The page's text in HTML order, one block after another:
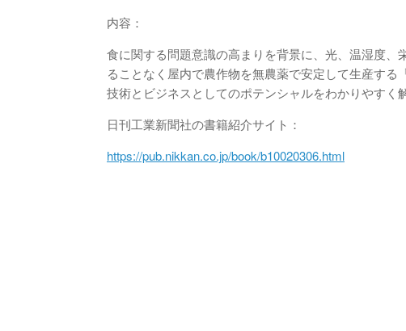
内容：
食に関する問題意識の高まりを背景に、光、温湿度
ることなく屋内で農作物を無農薬で安定して生産す
技術とビジネスとしてのポテンシャルをわかりやすく
日刊工業新聞社の書籍紹介サイト：
https://pub.nikkan.co.jp/book/b10020306.html